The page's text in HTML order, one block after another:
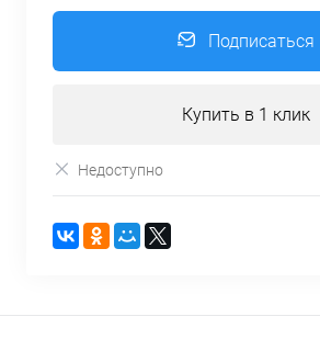
Подписаться
Купить в 1 клик
Недоступно